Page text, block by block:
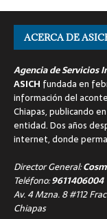
ACERCA DE
Agencia de Servicios
ASICH fundada en
información del
Chiapas, publicando
entidad. Dos años
internet, donde
Director General:
Teléfono:9611406004
Av. 4 Mzna. 8 #112
Chiapas